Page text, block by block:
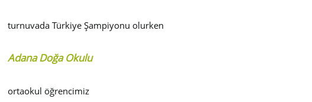
turnuvada Türkiye Şampiyonu olurken
Adana Doğa Okulu
ortaokul öğrencimiz